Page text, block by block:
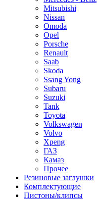
Mitsubishi
Nissan
Omoda
Opel
Porsche
Renault
Saab
Skoda
Ssang Yong
Subaru
Suzuki
Tank
Toyota
Volkswagen
Volvo
Xpeng
ГАЗ
Камаз
Прочее
Резиновые заглушки
Комплектующие
Пистоны/клипсы